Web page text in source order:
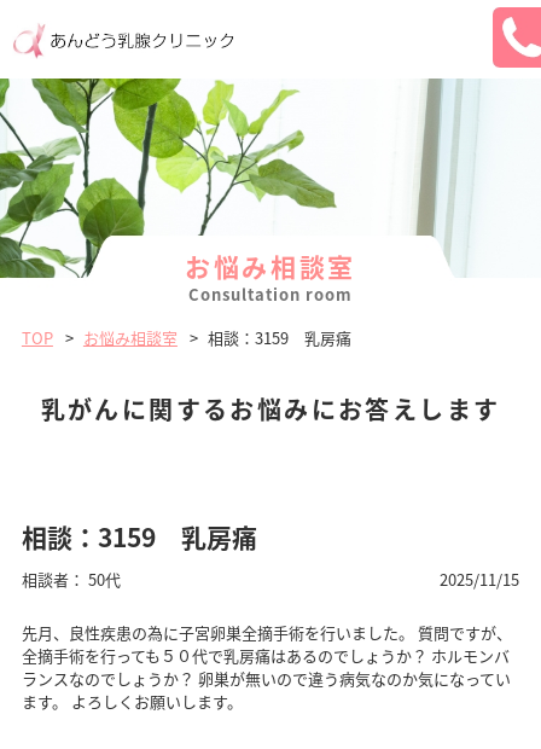
お悩み相談室
Consultation room
TOP
お悩み相談室 相談：3159 乳房痛
乳がんに関するお悩みにお答えします
相談：3159 乳房痛
相談者： 50代 2025/11/15
先月、良性疾患の為に子宮卵巣全摘手術を行いました。 質問ですが、
全摘手術を行っても５０代で乳房痛はあるのでしょうか？ ホルモンバ
ランスなのでしょうか？ 卵巣が無いので違う病気なのか気になってい
ます。 よろしくお願いします。